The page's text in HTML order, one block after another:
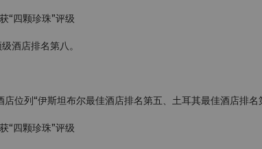
四颗珍珠”评级
店排名第八。
位列“伊斯坦布尔最佳酒店排名第五、土耳其最佳酒店排
四颗珍珠”评级